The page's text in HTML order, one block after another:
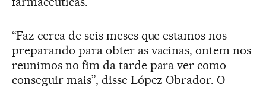
“Faz cerca de seis meses que estamos nos
preparando para obter as vacinas, ontem nos
reunimos no fim da tarde para ver como
conseguir mais”, disse López Obrador. O